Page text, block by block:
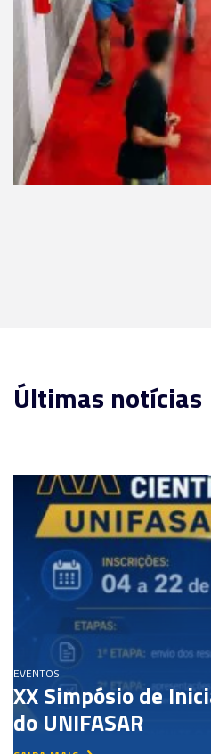
Últimas notícias
EVENTOS
XX Simpósio de
do UNIFASAR